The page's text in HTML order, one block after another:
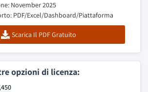
November 2025
PDF/Excel/Dashboard/Piattaforma
Scarica Il PDF Gratuito
opzioni di licenza: